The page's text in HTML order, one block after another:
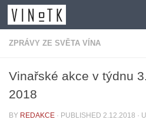
Skip to content
ZPRÁVY ZE SVĚTA VÍNA
Vinařské akce v týdnu
2018
BY REDAKCE · PUBLISHED 2.12.2018 ·